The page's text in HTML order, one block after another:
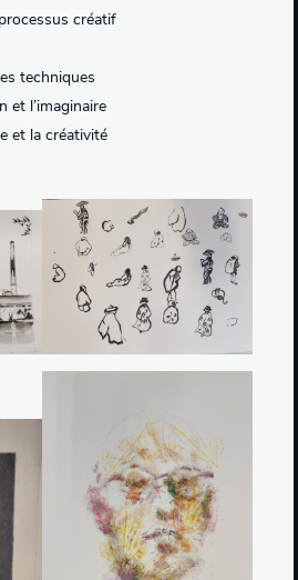
créatif
techniques
et l’imaginaire
et la créativité